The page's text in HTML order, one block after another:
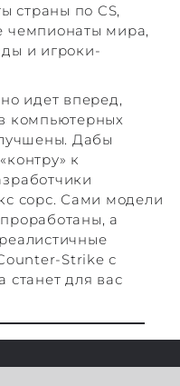
страны по CS,
чемпионаты мира,
и игроки-
идет вперед,
компьютерных
Дабы
к
сорс. Сами модели
а
Strike с
станет для вас